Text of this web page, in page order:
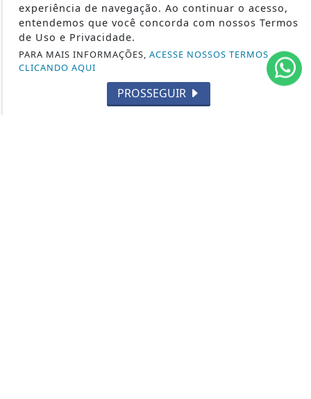
CULTURA
EVENTOS
RELIGIÃO
experiência de navegação. Ao continuar o acesso,
entendemos que você concorda com nossos Termos
de Uso e Privacidade.
PARA MAIS INFORMAÇÕES, ACESSE NOSSOS TERMOS
CLICANDO AQUI
PROSSEGUIR